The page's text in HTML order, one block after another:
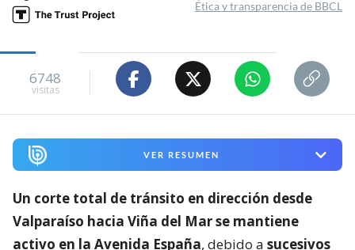
Ética y transparencia de BBCL
6748
visitas
VER RESUMEN
Un corte total de tránsito en dirección desde
Valparaíso hacia Viña del Mar se mantiene
activo en la Avenida España, debido a sucesivos